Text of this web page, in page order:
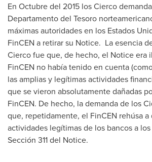
En Octubre del 2015 los Cierco
Departamento del Tesoro
máximas autoridades en los Estados
FinCEN a retirar su Notice. La esencia
Cierco fue que, de hecho, el Notice era
FinCEN no había tenido en cuenta
las amplias y legítimas actividades
que se vieron absolutamente dañadas
FinCEN. De hecho, la demanda de los
que, repetidamente, el FinCEN rehúsa a
actividades legítimas de los bancos a
Sección 311 del Notice.